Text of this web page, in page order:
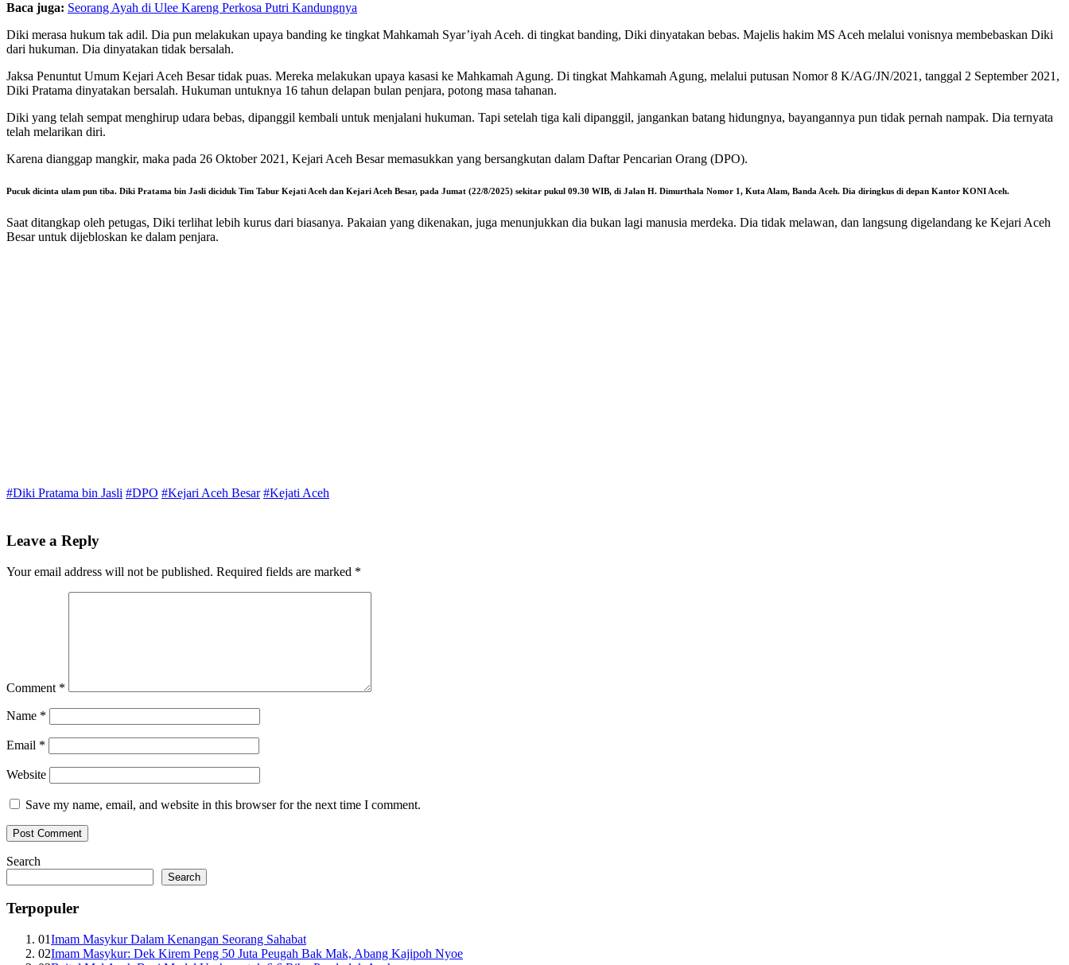
Baca juga: Seorang Ayah di Ulee Kareng Perkosa Putri Kandungnya
Diki merasa hukum tak adil. Dia pun melakukan upaya banding ke tingkat Mahkamah Syar’iyah Aceh. di tingkat banding, Diki dinyatakan bebas. Majelis hakim MS Aceh melalui vonisnya membebaskan Diki
dari hukuman. Dia dinyatakan tidak bersalah.
Jaksa Penuntut Umum Kejari Aceh Besar tidak puas. Mereka melakukan upaya kasasi ke Mahkamah Agung. Di tingkat Mahkamah Agung, melalui putusan Nomor 8 K/AG/JN/2021, tanggal 2 September 2021,
Diki Pratama dinyatakan bersalah. Hukuman untuknya 16 tahun delapan bulan penjara, potong masa tahanan.
Diki yang telah sempat menghirup udara bebas, dipanggil kembali untuk menjalani hukuman. Tapi setelah tiga kali dipanggil, jangankan batang hidungnya, bayangannya pun tidak pernah nampak. Dia ternyata
telah melarikan diri.
Karena dianggap mangkir, maka pada 26 Oktober 2021, Kejari Aceh Besar memasukkan yang bersangkutan dalam Daftar Pencarian Orang (DPO).
Pucuk dicinta ulam pun tiba. Diki Pratama bin Jasli diciduk Tim Tabur Kejati Aceh dan Kejari Aceh Besar, pada Jumat (22/8/2025) sekitar pukul 09.30 WIB, di Jalan H. Dimurthala Nomor 1, Kuta Alam, Banda Aceh. Dia diringkus di depan Kantor KONI Aceh.
Saat ditangkap oleh petugas, Diki terlihat lebih kurus dari biasanya. Pakaian yang dikenakan, juga menunjukkan dia bukan lagi manusia merdeka. Dia tidak melawan, dan langsung digelandang ke Kejari Aceh
Besar untuk dijebloskan ke dalam penjara.
#Diki Pratama bin Jasli #DPO #Kejari Aceh Besar #Kejati Aceh
Leave a Reply
Your email address will not be published. Required fields are marked *
Comment *
Name *
Email *
Website
Save my name, email, and website in this browser for the next time I comment.
Search
Search
Terpopuler
01Imam Masykur Dalam Kenangan Seorang Sahabat
02Imam Masykur: Dek Kirem Peng 50 Juta Peugah Bak Mak, Abang Kajipoh Nyoe